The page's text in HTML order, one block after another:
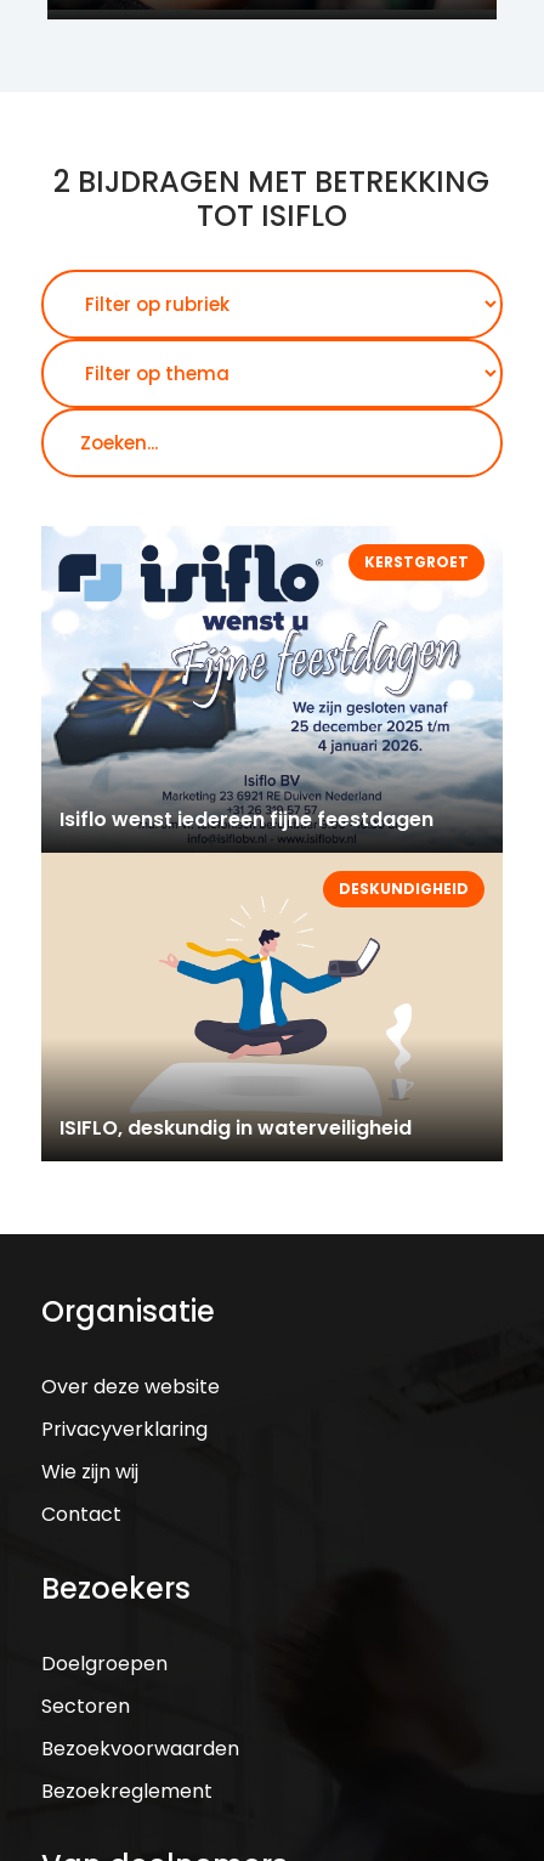
2 BIJDRAGEN MET BETREKKING
TOT ISIFLO
KERSTGROET
Isiflo wenst iedereen fijne feestdagen
DESKUNDIGHEID
ISIFLO, deskundig in waterveiligheid
Organisatie
Over deze website
Privacyverklaring
Wie zijn wij
Contact
Bezoekers
Doelgroepen
Sectoren
Bezoekvoorwaarden
Bezoekreglement